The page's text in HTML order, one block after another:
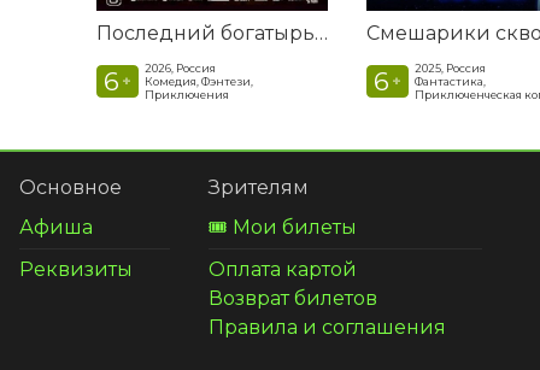
Последний богатырь. Колобок
6 +
2026, Россия
Комедия, Фэнтези,
Приключения
6 +
2025, Россия
Фантастика,
Приключенческая
Основное
Афиша
Реквизиты
Зрителям
🎟️ Мои билеты
Оплата картой
Возврат билетов
Правила и соглашения